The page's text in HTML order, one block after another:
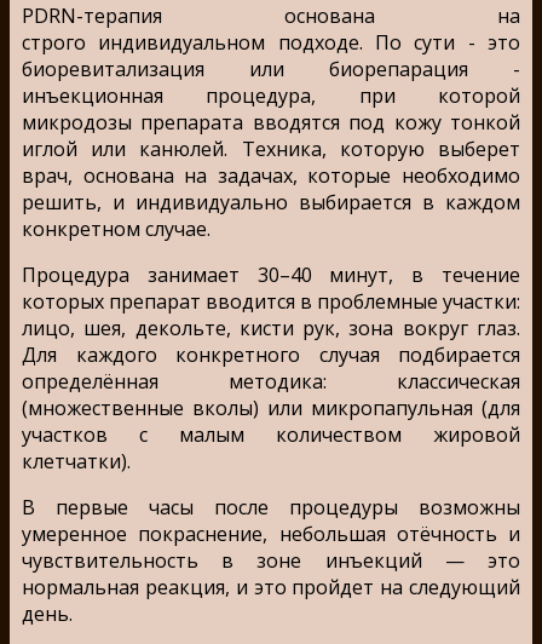
PDRN-терапия основана на
строго индивидуальном подходе. По сути - это
биоревитализация или биорепарация -
инъекционная процедура, при которой
микродозы препарата вводятся под кожу тонкой
иглой или канюлей. Техника, которую выберет
врач, основана на задачах, которые необходимо
решить, и индивидуально выбирается в каждом
конкретном случае.
Процедура занимает 30–40 минут, в течение
которых препарат вводится в проблемные участки:
лицо, шея, декольте, кисти рук, зона вокруг глаз.
Для каждого конкретного случая подбирается
определённая методика: классическая
(множественные вколы) или микропапульная (для
участков с малым количеством жировой
клетчатки).
В первые часы после процедуры возможны
умеренное покраснение, небольшая отёчность и
чувствительность в зоне инъекций — это
нормальная реакция, и это пройдет на следующий
день.